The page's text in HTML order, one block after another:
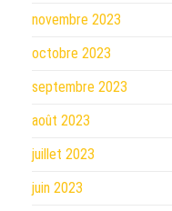
novembre 2023
octobre 2023
septembre 2023
août 2023
juillet 2023
juin 2023